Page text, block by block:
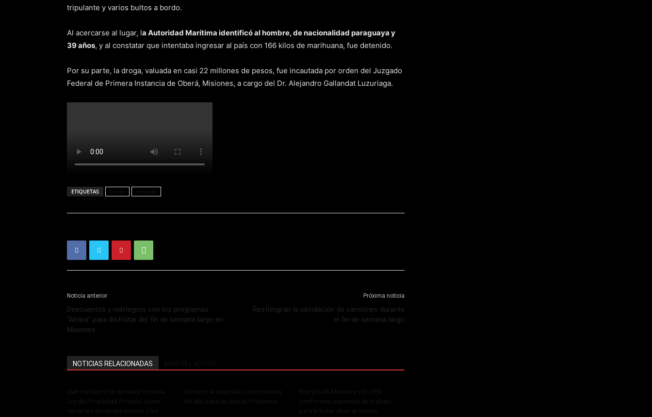
tripulante y varios bultos a bordo.
Al acercarse al lugar, la Autoridad Marítima identificó al hombre, de nacionalidad paraguaya y
39 años, y al constatar que intentaba ingresar al país con 166 kilos de marihuana, fue detenido.
Por su parte, la droga, valuada en casi 22 millones de pesos, fue incautada por orden del Juzgado
Federal de Primera Instancia de Oberá, Misiones, a cargo del Dr. Alejandro Gallandat Luzuriaga.
ETIQUETAS
Noticia anterior
Descuentos y reintegros con los programas
“Ahora” para disfrutar del fin de semana largo en
Misiones
Próxima noticia
Restringirán la circulación de camiones durante
el fin de semana largo
NOTICIAS RELACIONADAS